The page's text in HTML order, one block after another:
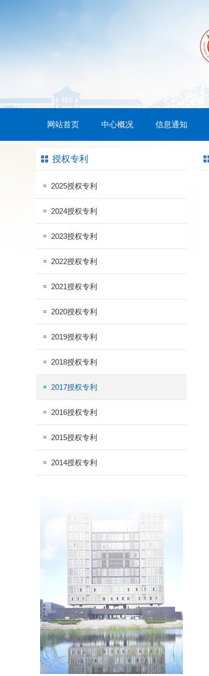
网站首页 中心概况 信息通知
授权专利
2025授权专利
2024授权专利
2023授权专利
2022授权专利
2021授权专利
2020授权专利
2019授权专利
2018授权专利
2017授权专利
2016授权专利
2015授权专利
2014授权专利